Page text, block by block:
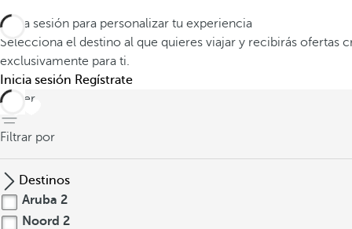
Inicia sesión para personalizar tu experiencia
Selecciona el destino al que quieres viajar y recibirás ofertas
exclusivamente para ti.
Inicia sesión Regístrate
volver
Filtrar por
Destinos
Aruba 2
Noord 2